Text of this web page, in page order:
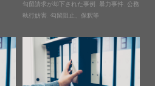
勾留請求が却下された事例 暴力事件
公務
執行妨害
勾留阻止、保釈等